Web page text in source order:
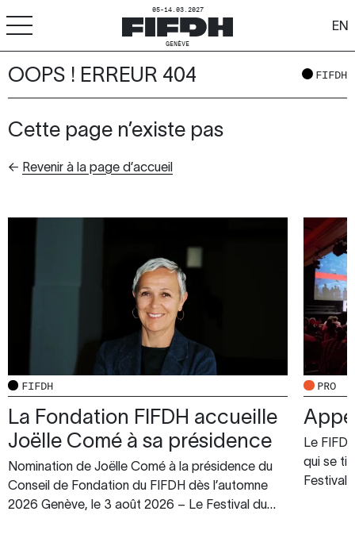
05-14.03.2027
GENÈVE
EN
A+ A- ACCESSIBILITÉ
Ressources & Médias
OOPS ! ERREUR 404 FIFDH
Cette page n’existe pas
← Revenir à la page d’accueil
FIFDH
La Fondation FIFDH accueille
Joëlle Comé à sa présidence
Nomination de Joëlle Comé à la présidence du
Conseil de Fondation du FIFDH dès l’automne
2026 Genève, le 3 août 2026 – Le Festival du…
PRO
Le
qui se
Festival